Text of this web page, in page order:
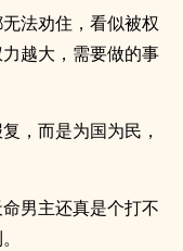
法劝住，看似被权
越大，需要做的事
，而是为国为民，
男主还真是个打不